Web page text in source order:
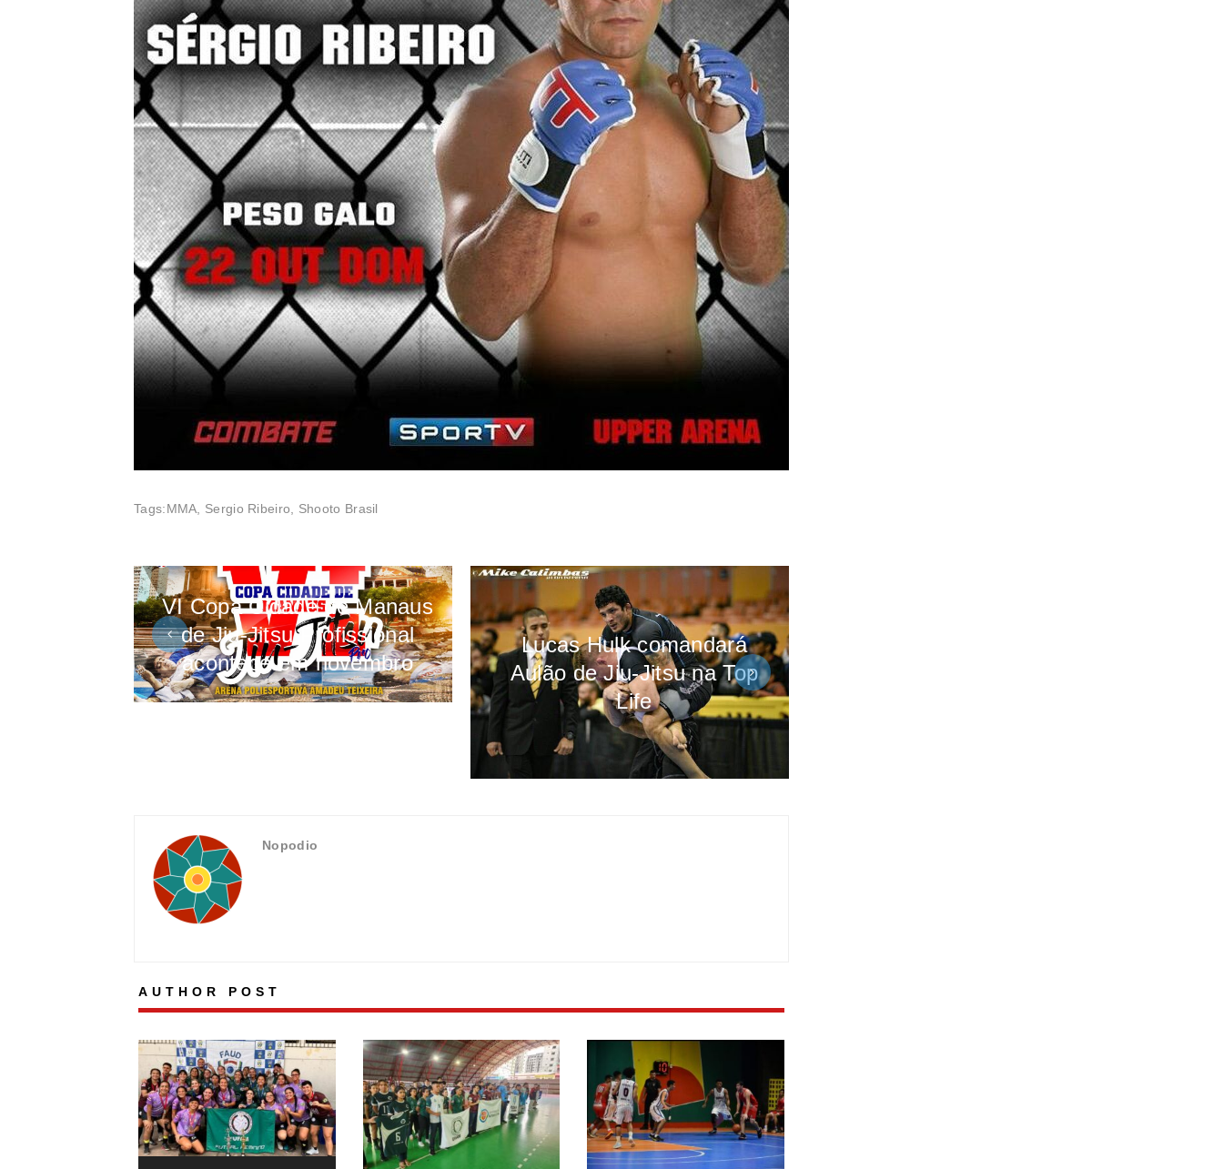
Tags:MMA, Sergio Ribeiro, Shooto Brasil
VI Copa Cidade de Manaus
de Jiu-Jitsu Profissional
acontece em novembro
Lucas Hulk comandará
Aulão de Jiu-Jitsu na Top
Life
Nopodio
AUTHOR POST